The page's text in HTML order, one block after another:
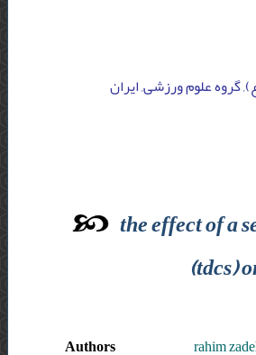
گروه علوم ورزشی, ایران
the effect of a
(tdcs)
Authors
rahim